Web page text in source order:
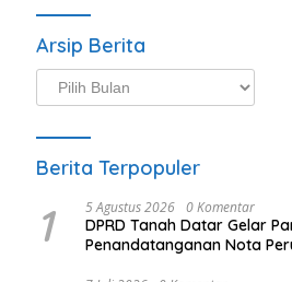
Arsip Berita
Arsip
Berita
Berita Terpopuler
1 5 Agustus 2026 0 Komentar
DPRD Tanah Datar Gelar
Penandatanganan Nota